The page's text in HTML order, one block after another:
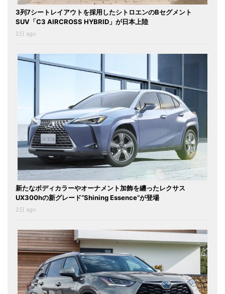
3列7シートレイアウトを採用したシトロエンのBセグメント
SUV「C3 AIRCROSS HYBRID」が日本上陸
2日 ago
新たなボディカラーやオーナメント加飾を纏ったレクサス
UX300hの新グレード“Shining Essence”が登場
2日 ago